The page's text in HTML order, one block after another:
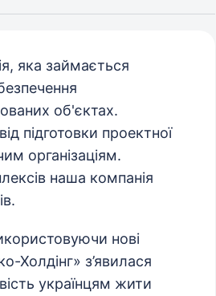
яка займається
об'єктах.
підготовки проектної
організаціям.
наша компанія
нові
Холдінг» з’явилася
українцям жити